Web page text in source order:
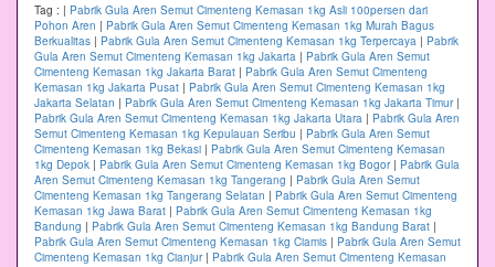
Tag : | Pabrik Gula Aren Semut Cimenteng Kemasan 1kg Asli 100persen dari
Pohon Aren | Pabrik Gula Aren Semut Cimenteng Kemasan 1kg Murah Bagus
Berkualitas | Pabrik Gula Aren Semut Cimenteng Kemasan 1kg Terpercaya | Pabrik
Gula Aren Semut Cimenteng Kemasan 1kg Jakarta | Pabrik Gula Aren Semut
Cimenteng Kemasan 1kg Jakarta Barat | Pabrik Gula Aren Semut Cimenteng
Kemasan 1kg Jakarta Pusat | Pabrik Gula Aren Semut Cimenteng Kemasan 1kg
Jakarta Selatan | Pabrik Gula Aren Semut Cimenteng Kemasan 1kg Jakarta Timur|
Pabrik Gula Aren Semut Cimenteng Kemasan 1kg Jakarta Utara | Pabrik Gula Aren
Semut Cimenteng Kemasan 1kg Kepulauan Seribu | Pabrik Gula Aren Semut
Cimenteng Kemasan 1kg Bekasi | Pabrik Gula Aren Semut Cimenteng Kemasan
1kg Depok | Pabrik Gula Aren Semut Cimenteng Kemasan 1kg Bogor| Pabrik Gula
Aren Semut Cimenteng Kemasan 1kg Tangerang | Pabrik Gula Aren Semut
Cimenteng Kemasan 1kg Tangerang Selatan | Pabrik Gula Aren Semut Cimenteng
Kemasan 1kg Jawa Barat | Pabrik Gula Aren Semut Cimenteng Kemasan 1kg
Bandung | Pabrik Gula Aren Semut Cimenteng Kemasan 1kg Bandung Barat |
Pabrik Gula Aren Semut Cimenteng Kemasan 1kg Ciamis | Pabrik Gula Aren Semut
Cimenteng Kemasan 1kg Cianjur| Pabrik Gula Aren Semut Cimenteng Kemasan